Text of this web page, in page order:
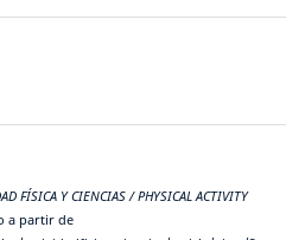
FÍSICA Y CIENCIAS / PHYSICAL ACTIVITY
a partir de